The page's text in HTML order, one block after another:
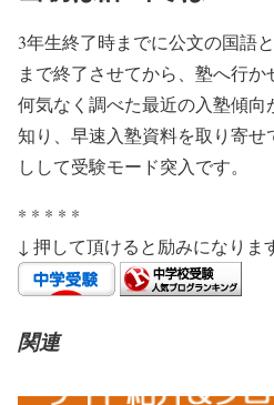
3年生終了時までに公文の国語
まで終了させてから、塾へ行か
何気なく調べた最近の入塾傾
知り、早速入塾資料を取り寄せ
しして受験モード突入です。
* * * * *
↓ 押して頂けると励みになりま
関連